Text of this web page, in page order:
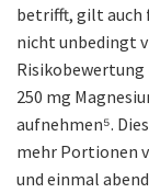
betrifft, gilt auch
nicht unbedingt
250 mg
aufnehmen⁵.
mehr Portionen
und einmal